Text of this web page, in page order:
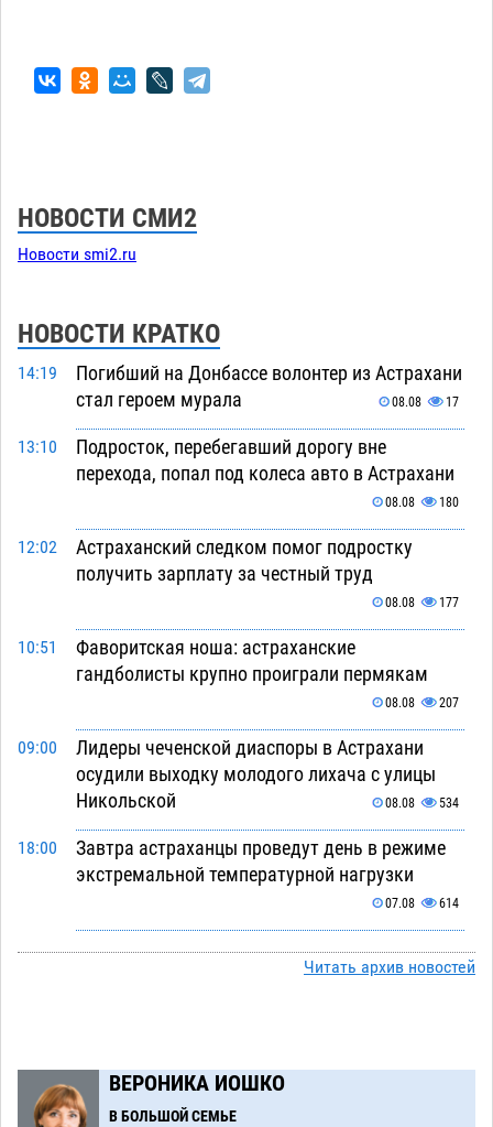
НОВОСТИ СМИ2
Новости smi2.ru
НОВОСТИ КРАТКО
14:19
Погибший на Донбассе волонтер из Астрахани
стал героем мурала
08.08 17
13:10
Подросток, перебегавший дорогу вне
перехода, попал под колеса авто в Астрахани
08.08 180
12:02
Астраханский следком помог подростку
получить зарплату за честный труд
08.08 177
10:51
Фаворитская ноша: астраханские
гандболисты крупно проиграли пермякам
08.08 207
09:00
Лидеры чеченской диаспоры в Астрахани
осудили выходку молодого лихача с улицы
Никольской
08.08 534
18:00
Завтра астраханцы проведут день в режиме
экстремальной температурной нагрузки
07.08 614
17:09
Астраханский котлован с мусором угрожает
плодородию Харабалинского района
коммунальную готовность астраханского
земельного массива для льготников
Читать архив новостей
ВЕРОНИКА ИОШКО
В БОЛЬШОЙ СЕМЬЕ